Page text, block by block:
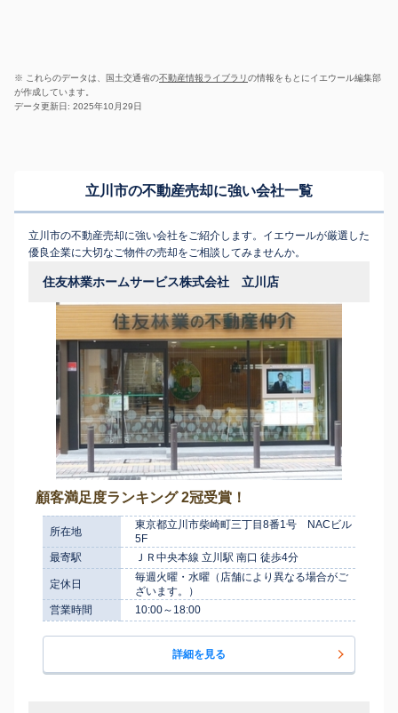
※ これらのデータは、国土交通省の不動産情報ライブラリの情報をもとにイエウール編集部
が作成しています。
データ更新日: 2025年10月29日
立川市の不動産売却に強い会社一覧
立川市の不動産売却に強い会社をご紹介します。イエウールが厳選した
優良企業に大切なご物件の売却をご相談してみませんか。
住友林業ホームサービス株式会社 立川店
顧客満足度ランキング 2冠受賞！
所在地
東京都立川市柴崎町三丁目8番1号 NACビル
5F
最寄駅
ＪＲ中央本線 立川駅 南口 徒歩4分
定休日
毎週火曜・水曜（店舗により異なる場合がご
ざいます。）
営業時間
10:00～18:00
詳細を見る